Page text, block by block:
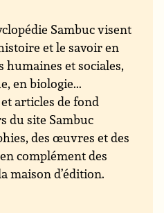
Sambuc visent
et le savoir en
humaines et sociales,
en biologie...
articles de fond
du site Sambuc
des œuvres et des
complément des
maison d’édition.